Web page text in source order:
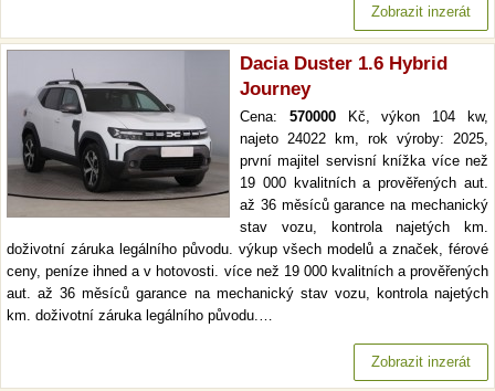
Zobrazit inzerát
Dacia Duster 1.6 Hybrid
Journey
Cena: 570000Kč, výkon 104 kw,
najeto 24022 km, rok výroby: 2025,
první majitel servisní knížka více než
19 000 kvalitních a prověřených aut.
až 36 měsíců garance na mechanický
stav vozu, kontrola najetých km.
doživotní záruka legálního původu. výkup všech modelů a značek, férové
ceny, peníze ihned a v hotovosti. více než 19 000 kvalitních a prověřených
aut. až 36 měsíců garance na mechanický stav vozu, kontrola najetých
km. doživotní záruka legálního původu.…
Zobrazit inzerát